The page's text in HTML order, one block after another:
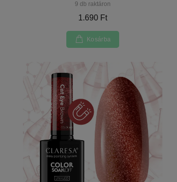
9 db raktáron
1.690 Ft
Kosárba